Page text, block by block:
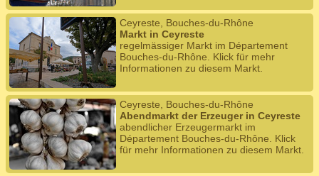
Ceyreste, Bouches-du-Rhône
Markt in Ceyreste
regelmässiger Markt im Département
Bouches-du-Rhône. Klick für mehr
Informationen zu diesem Markt.
Ceyreste, Bouches-du-Rhône
Abendmarkt der Erzeuger in Ceyreste
abendlicher Erzeugermarkt im
Département Bouches-du-Rhône. Klick
für mehr Informationen zu diesem Markt.